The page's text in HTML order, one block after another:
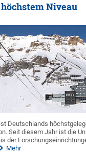
Niveau
Deutschlands
Seit diesem Jahr ist die
der
Mehr